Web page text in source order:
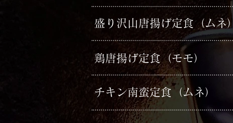
​盛り沢山唐揚げ定食（ムネ）
​鶏唐揚げ定食（モモ）
​チキン南蛮定食（ムネ）